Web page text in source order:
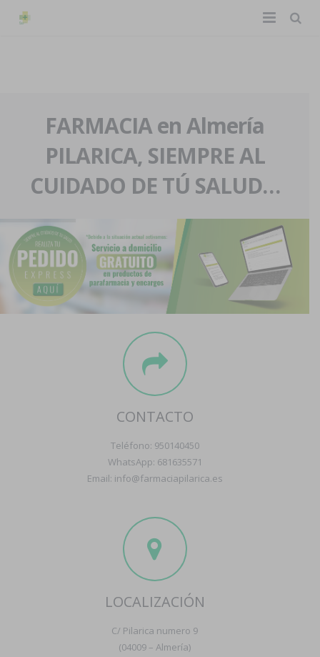
La farmacia
Nuestra historia
Nuestro equipo
Eventos
Servicios y reservas
Pedidos express
Blog
Contacto
Boletín
FARMACIA en Almería
PILARICA, SIEMPRE AL
CUIDADO DE TÚ SALUD…
CONTACTO
Teléfono: 950140450
WhatsApp: 681635571
Email: info@farmaciapilarica.es
LOCALIZACIÓN
C/ Pilarica numero 9
(04009 – Almería)